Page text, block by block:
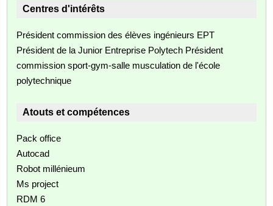
Centres d'intérêts
Président commission des élèves ingénieurs EPT
Président de la Junior Entreprise Polytech Président
commission sport-gym-salle musculation de l'école
polytechnique
Atouts et compétences
Pack office
Autocad
Robot millénieum
Ms project
RDM 6